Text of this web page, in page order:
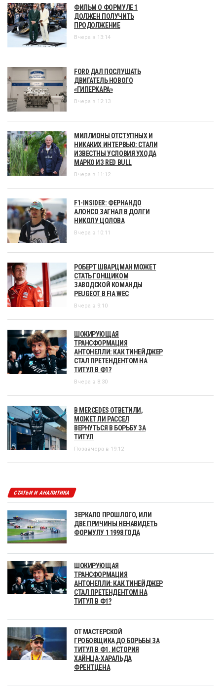
ФИЛЬМ О ФОРМУЛЕ 1
ДОЛЖЕН ПОЛУЧИТЬ
ПРОДОЛЖЕНИЕ
Вчера в 13:14
FORD ДАЛ ПОСЛУШАТЬ
ДВИГАТЕЛЬ НОВОГО
«ГИПЕРКАРА»
Вчера в 12:13
МИЛЛИОНЫ ОТСТУПНЫХ И
НИКАКИХ ИНТЕРВЬЮ: СТАЛИ
ИЗВЕСТНЫ УСЛОВИЯ УХОДА
МАРКО ИЗ RED BULL
Вчера в 11:12
F1-INSIDER: ФЕРНАНДО
АЛОНСО ЗАГНАЛ В ДОЛГИ
НИКОЛУ ЦОЛОВА
Вчера в 10:11
РОБЕРТ ШВАРЦМАН МОЖЕТ
СТАТЬ ГОНЩИКОМ
ЗАВОДСКОЙ КОМАНДЫ
PEUGEOT В FIA WEC
Вчера в 9:10
ШОКИРУЮЩАЯ
ТРАНСФОРМАЦИЯ
АНТОНЕЛЛИ: КАК ТИНЕЙДЖЕР
СТАЛ ПРЕТЕНДЕНТОМ НА
ТИТУЛ В Ф1?
Вчера в 8:30
В MERCEDES ОТВЕТИЛИ,
МОЖЕТ ЛИ РАССЕЛ
ВЕРНУТЬСЯ В БОРЬБУ ЗА
ТИТУЛ
Позавчера в 19:12
СТАТЬИ И АНАЛИТИКА
ЗЕРКАЛО ПРОШЛОГО, ИЛИ
ДВЕ ПРИЧИНЫ НЕНАВИДЕТЬ
ФОРМУЛУ 1 1998 ГОДА
ШОКИРУЮЩАЯ
ТРАНСФОРМАЦИЯ
АНТОНЕЛЛИ: КАК ТИНЕЙДЖЕР
СТАЛ ПРЕТЕНДЕНТОМ НА
ТИТУЛ В Ф1?
ОТ МАСТЕРСКОЙ
ГРОБОВЩИКА ДО БОРЬБЫ ЗА
ТИТУЛ В Ф1. ИСТОРИЯ
ХАЙНЦА-ХАРАЛЬДА
ФРЕНТЦЕНА